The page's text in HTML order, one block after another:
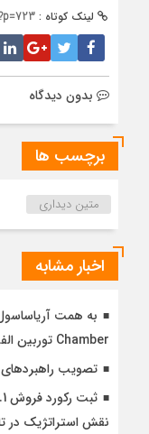
لینک کوتاه :
بدون دیدگاه
برچسب ها
متین دیداری
اخبار مشابه
Chamber توربین الفین در کشور تکمیل شد
تصویب
نقش استراتژیک در